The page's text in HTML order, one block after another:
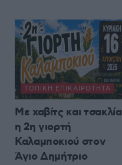
ΤΟΠΙΚΉ ΕΠΙΚΑΙΡΌΤΗΤΑ
Με χαβίτς και τσακλία
η 2η γιορτή
Καλαμποκιού στον
Άγιο Δημήτριο